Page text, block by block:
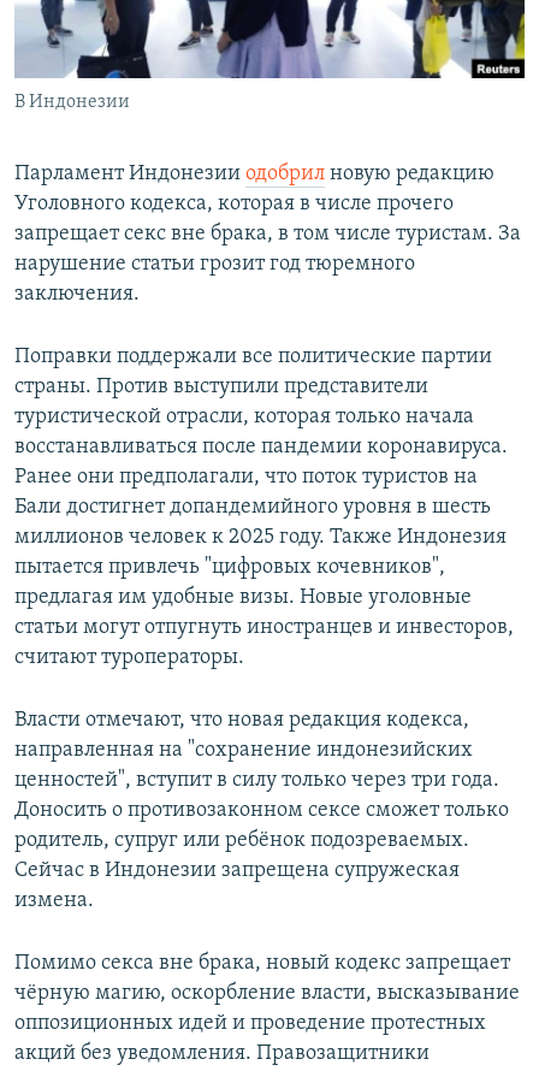
Հայերեն
English
Все сайты Радио Азатутюн
В Индонезии
Парламент Индонезии одобрил новую редакцию
Уголовного кодекса, которая в числе прочего
запрещает секс вне брака, в том числе туристам. За
нарушение статьи грозит год тюремного
заключения.
Поправки поддержали все политические партии
страны. Против выступили представители
туристической отрасли, которая только начала
восстанавливаться после пандемии коронавируса.
Ранее они предполагали, что поток туристов на
Бали достигнет допандемийного уровня в шесть
миллионов человек к 2025 году. Также Индонезия
пытается привлечь "цифровых кочевников",
предлагая им удобные визы. Новые уголовные
статьи могут отпугнуть иностранцев и инвесторов,
считают туроператоры.
Власти отмечают, что новая редакция кодекса,
направленная на "сохранение индонезийских
ценностей", вступит в силу только через три года.
Доносить о противозаконном сексе сможет только
родитель, супруг или ребёнок подозреваемых.
Сейчас в Индонезии запрещена супружеская
измена.
Помимо секса вне брака, новый кодекс запрещает
чёрную магию, оскорбление власти, высказывание
оппозиционных идей и проведение протестных
акций без уведомления. Правозащитники